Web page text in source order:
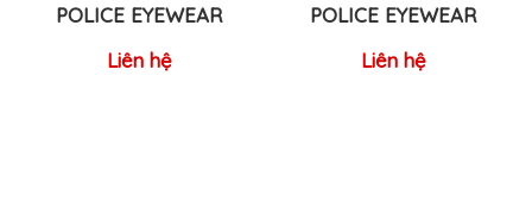
POLICE EYEWEAR
Liên hệ
POLICE EYEWEAR
Liên hệ